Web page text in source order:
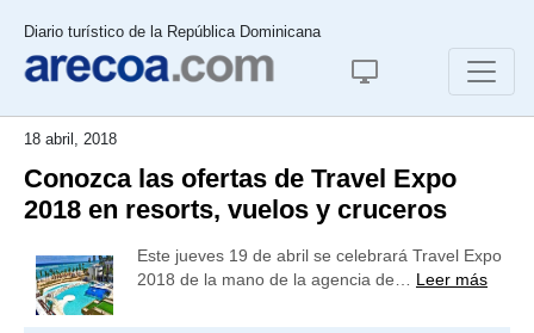
Diario turístico de la República Dominicana
18 abril, 2018
Conozca las ofertas de Travel Expo
2018 en resorts, vuelos y cruceros
Este jueves 19 de abril se celebrará Travel Expo
2018 de la mano de la agencia de… Leer más